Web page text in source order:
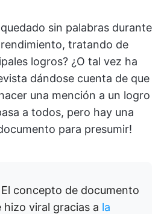
sin palabras durante
tratando de
logros? ¿O tal vez ha
dándose cuenta de que
una mención a un logro
a todos, pero hay una
para presumir!
El concepto de documento
hizo viral gracias a la